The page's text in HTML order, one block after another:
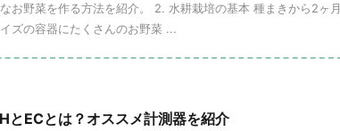
お野菜を作る方法を紹介。 2. 水耕栽培の基本 種まきから2ヶ月
ズの容器にたくさんのお野菜 ...
とECとは？オススメ計測器を紹介